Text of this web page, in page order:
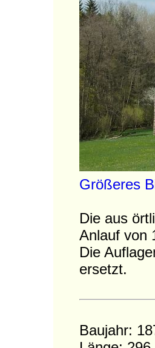
Größeres
Die aus
Anlauf von
Die
ersetzt.
Baujahr: